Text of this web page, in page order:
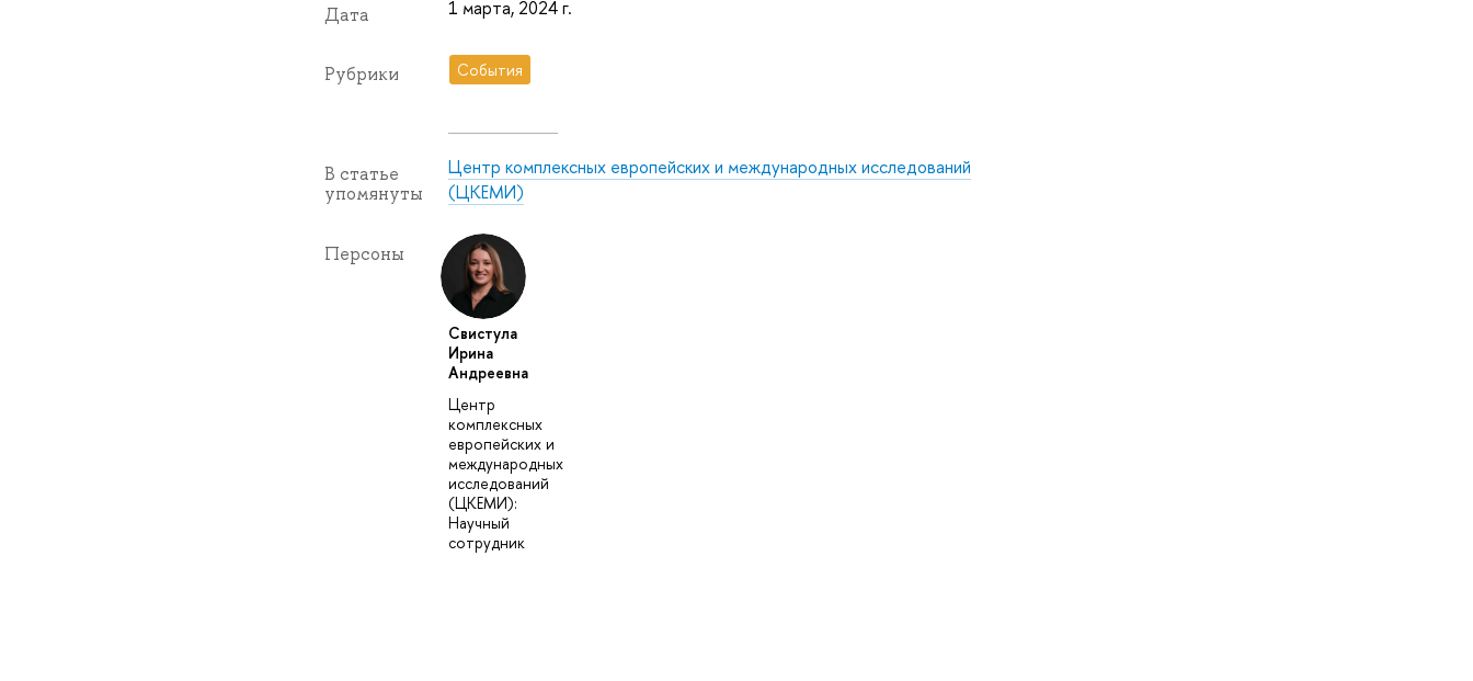
Дата 1 марта, 2024 г.
Рубрики События
В статье
упомянуты
Центр комплексных европейских и международных исследований
(ЦКЕМИ)
Персоны
Свистула
Ирина
Андреевна
Центр
комплексных
европейских и
международных
исследований
(ЦКЕМИ):
Научный
сотрудник